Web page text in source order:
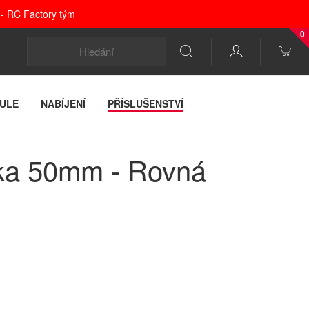
RC Factory tým
0
NABÍJENÍ PŘÍSLUŠENSTVÍ
50mm - Rovná